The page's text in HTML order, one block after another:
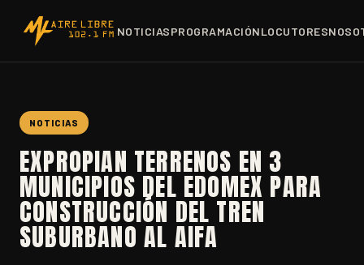
NOTICIASPROGRAMACIÓNLOCUTORES
NOTICIAS
EXPROPIAN TERRENOS EN 3
MUNICIPIOS DEL EDOMEX PARA
CONSTRUCCIÓN DEL TREN
SUBURBANO AL AIFA